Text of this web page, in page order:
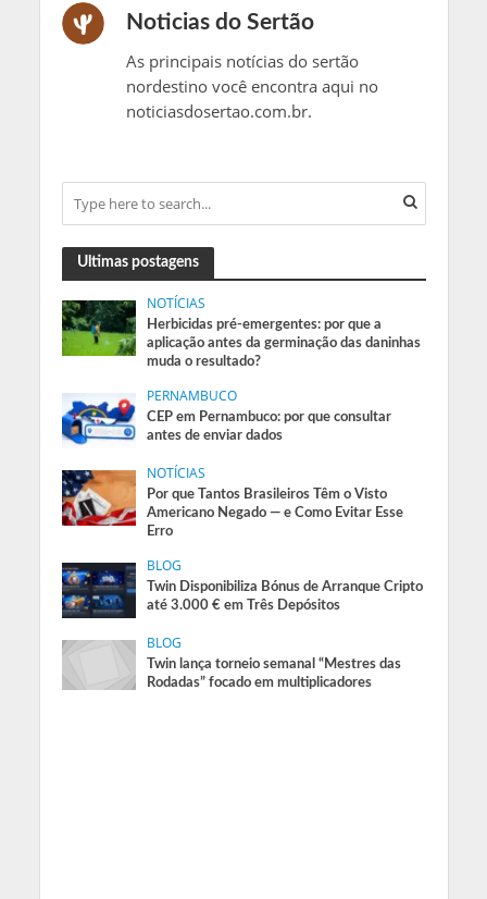
Noticias do Sertão
As principais notícias do sertão
nordestino você encontra aqui no
noticiasdosertao.com.br.
Ultimas postagens
NOTÍCIAS
Herbicidas pré-emergentes: por que a
aplicação antes da germinação das daninhas
muda o resultado?
PERNAMBUCO
CEP em Pernambuco: por que consultar
antes de enviar dados
NOTÍCIAS
Por que Tantos Brasileiros Têm o Visto
Americano Negado — e Como Evitar Esse
Erro
BLOG
Twin Disponibiliza Bónus de Arranque Cripto
até 3.000 € em Três Depósitos
BLOG
Twin lança torneio semanal “Mestres das
Rodadas” focado em multiplicadores